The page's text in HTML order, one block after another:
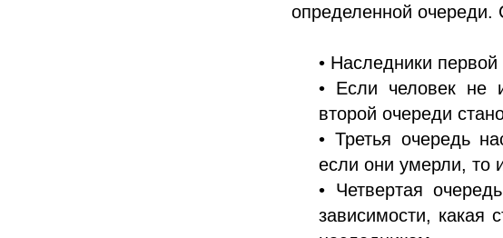
определенной очереди.
• Наследники
• Если человек не
второй очереди
• Третья очередь
если они умерли, то
• Четвертая
зависимости, какая